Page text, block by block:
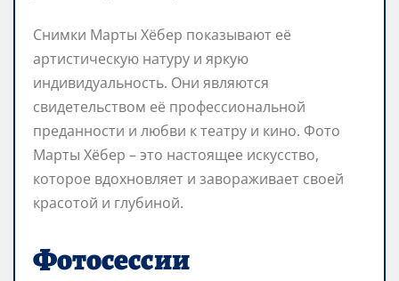
Снимки Марты Хёбер показывают её
артистическую натуру и яркую
индивидуальность. Они являются
свидетельством её профессиональной
преданности и любви к театру и кино. Фото
Марты Хёбер – это настоящее искусство,
которое вдохновляет и завораживает своей
красотой и глубиной.
Фотосессии